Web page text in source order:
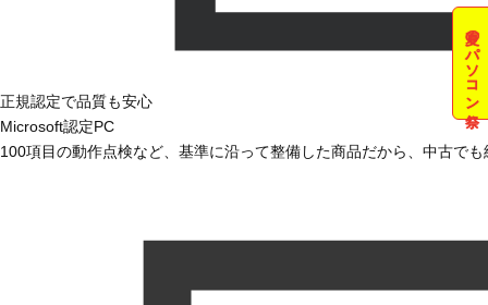
夏のパソコン祭
正規認定で品質も安心
Microsoft認定PC
100項目の動作点検など、基準に沿って整備した商品だから、中古で